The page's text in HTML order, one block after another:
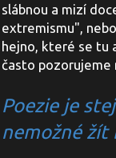
slábnou a mizí
extremismu",
hejno, které se tu
často pozorujeme
Poezie je
nemožné žít